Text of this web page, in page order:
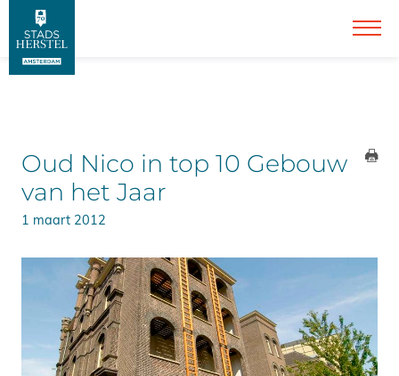
Oud Nico in top 10 Gebouw
van het Jaar
1 maart 2012